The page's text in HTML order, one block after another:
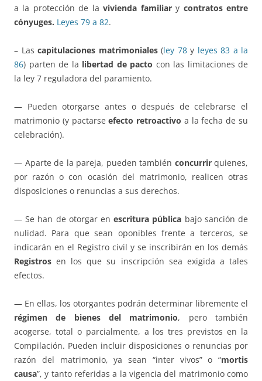
a la protección de la vivienda familiary contratos entre
cónyuges. Leyes 79 a 82.
– Las capitulaciones matrimoniales (ley 78y leyes 83 a la
86) parten de la libertad de pacto con las limitaciones de
la ley 7 reguladora del paramiento.
— Pueden otorgarse antes o después de celebrarse el
matrimonio (y pactarseefecto retroactivo a la fecha de su
celebración).
— Aparte de la pareja, pueden también concurrirquienes,
por razón o con ocasión del matrimonio, realicen otras
disposiciones o renuncias a sus derechos.
— Se han de otorgar enescritura pública bajo sanción de
nulidad. Para que sean oponibles frente a terceros, se
indicarán en el Registro civil y se inscribirán en los demás
Registros en los que su inscripción sea exigida a tales
efectos.
— En ellas, los otorgantes podrán determinar libremente el
régimen de bienes del matrimonio, pero también
acogerse, total o parcialmente, a los tres previstos en la
Compilación. Pueden incluir disposiciones o renuncias por
razón del matrimonio, ya sean “inter vivos” o “mortis
causa”, y tanto referidas a la vigencia del matrimonio como